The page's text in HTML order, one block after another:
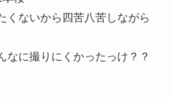
くないから四苦八苦しながら
なに撮りにくかったっけ？？